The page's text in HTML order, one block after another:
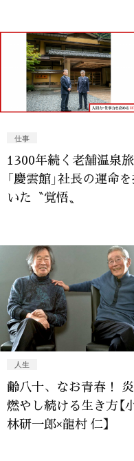
仕事
1300年続く老舗温泉
「慶雲館」社長の運命
いた〝覚悟〟
人生
齢八十、なお青春！
燃やし続ける生き方【
林研一郎×龍村 仁】